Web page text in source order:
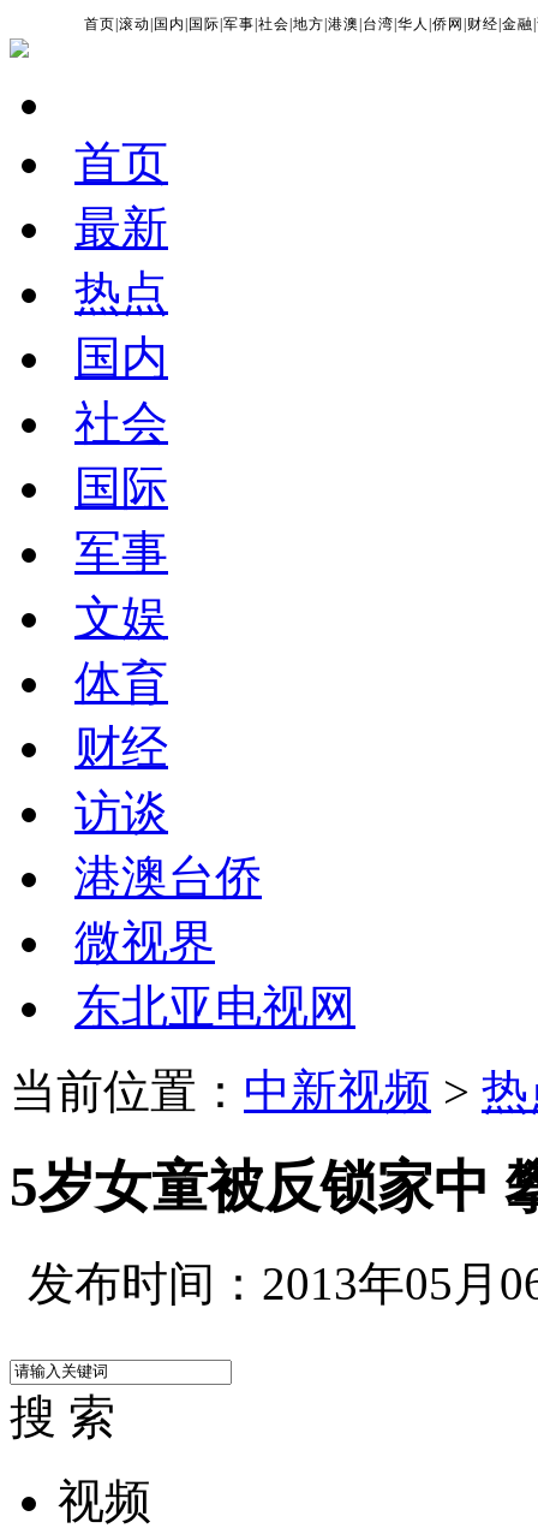
首页 |滚动 国内 国际 |军事 |社会 |地方 |港澳 台湾 |华人 |侨网 财经 |金融 |
首页
最新
热点
国内
社会
国际
军事
文娱
体育
财经
访谈
港澳台侨
微视界
东北亚电视网
当前位置： 中新视频 >
5岁女童被反锁家中
发布时间：2013年05月
搜 索
视频